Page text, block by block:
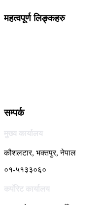
महत्वपूर्ण लिङ्कहरु
सम्पर्क
मुख्य कार्यालय
कौशलटार, भक्तपुर, नेपाल
०१-५१३३०६०
कर्पाेरेट कार्यालय